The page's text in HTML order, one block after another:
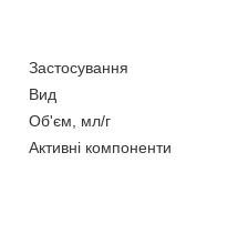
Застосування
Вид
Об'єм, мл/г
Активні компоненти